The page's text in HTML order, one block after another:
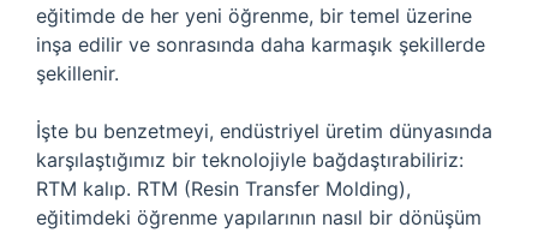
eğitimde de her yeni öğrenme, bir temel üzerine
inşa edilir ve sonrasında daha karmaşık şekillerde
şekillenir.
İşte bu benzetmeyi, endüstriyel üretim dünyasında
karşılaştığımız bir teknolojiyle bağdaştırabiliriz:
RTM kalıp. RTM (Resin Transfer Molding),
eğitimdeki öğrenme yapılarının nasıl bir dönüşüm